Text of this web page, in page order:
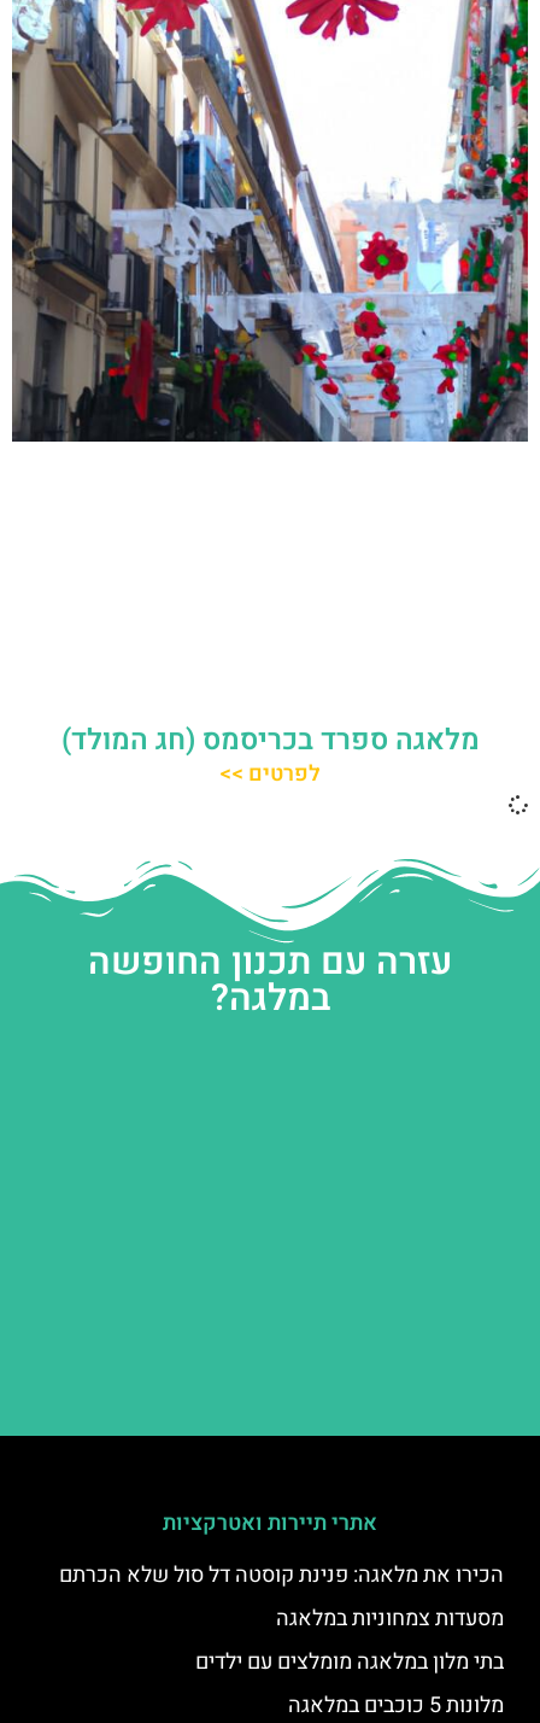
מלאגה ספרד בכריסמס (חג המולד)
לפרטים >>
עזרה עם תכנון החופשה
במלגה?
אתרי תיירות ואטרקציות
הכירו את מלאגה: פנינת קוסטה דל סול שלא הכרתם
מסעדות צמחוניות במלאגה
בתי מלון במלאגה מומלצים עם ילדים
מלונות 5 כוכבים במלאגה